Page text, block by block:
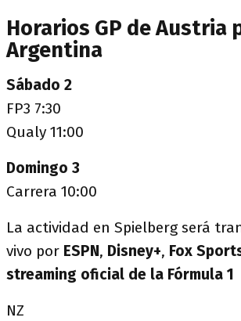
Horarios GP de Austria
Argentina
Sábado 2
FP3 7:30
Qualy 11:00
Domingo 3
Carrera 10:00
La actividad en Spielberg será
vivo por ESPN, Disney+, Fox
streaming oficial de la Fórmula 1
NZ